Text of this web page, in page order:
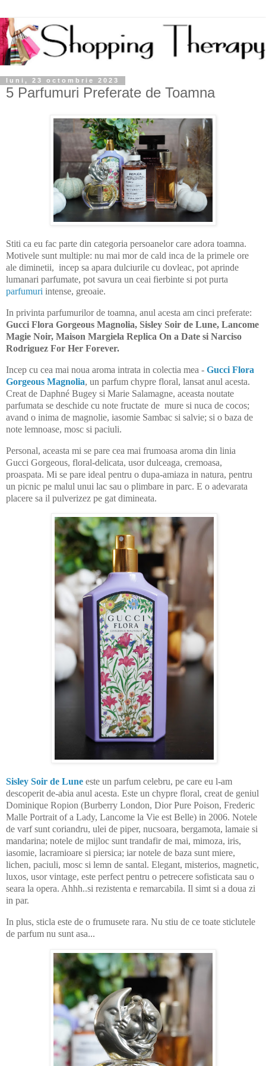
luni, 23 octombrie 2023
5 Parfumuri Preferate de Toamna
Stiti ca eu fac parte din categoria persoanelor care adora toamna.
Motivele sunt multiple: nu mai mor de cald inca de la primele ore
ale diminetii, incep sa apara dulciurile cu dovleac, pot aprinde
lumanari parfumate, pot savura un ceai fierbinte si pot purta
parfumuri intense, greoaie.
In privinta parfumurilor de toamna, anul acesta am cinci preferate:
Gucci Flora Gorgeous Magnolia, Sisley Soir de Lune, Lancome
Magie Noir, Maison Margiela Replica On a Date si Narciso
Rodriguez For Her Forever.
Incep cu cea mai noua aroma intrata in colectia mea - Gucci Flora
Gorgeous Magnolia, un parfum chypre floral, lansat anul acesta.
Creat de Daphné Bugey si Marie Salamagne, aceasta noutate
parfumata se deschide cu note fructate de mure si nuca de cocos;
avand o inima de magnolie, iasomie Sambac si salvie; si o baza de
note lemnoase, mosc si paciuli.
Personal, aceasta mi se pare cea mai frumoasa aroma din linia
Gucci Gorgeous, floral-delicata, usor dulceaga, cremoasa,
proaspata. Mi se pare ideal pentru o dupa-amiaza in natura, pentru
un picnic pe malul unui lac sau o plimbare in parc. E o adevarata
placere sa il pulverizez pe gat dimineata.
Sisley Soir de Lune este un parfum celebru, pe care eu l-am
descoperit de-abia anul acesta. Este un chypre floral, creat de geniul
Dominique Ropion (Burberry London, Dior Pure Poison, Frederic
Malle Portrait of a Lady, Lancome la Vie est Belle) in 2006. Notele
de varf sunt coriandru, ulei de piper, nucsoara, bergamota, lamaie si
mandarina; notele de mijloc sunt trandafir de mai, mimoza, iris,
iasomie, lacramioare si piersica; iar notele de baza sunt miere,
lichen, paciuli, mosc si lemn de santal. Elegant, misterios, magnetic,
luxos, usor vintage, este perfect pentru o petrecere sofisticata sau o
seara la opera. Ahhh..si rezistenta e remarcabila. Il simt si a doua zi
in par.
In plus, sticla este de o frumusete rara. Nu stiu de ce toate sticlutele
de parfum nu sunt asa...